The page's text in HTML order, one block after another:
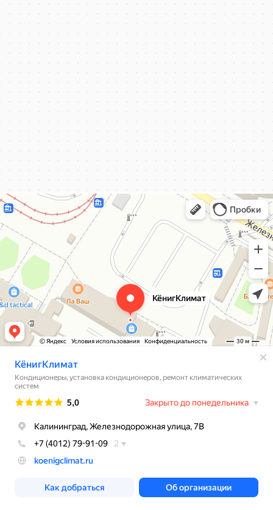
КёнигКлимат
Кондиционеры в Калининграде
Установка кондиционеров в Калининграде